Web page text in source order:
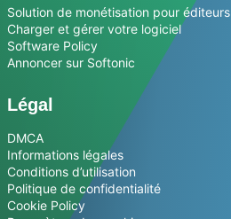
Solution de monétisation pour éditeurs
Charger et gérer votre logiciel
Software Policy
Annoncer sur Softonic
Légal
DMCA
Informations légales
Conditions d’utilisation
Politique de confidentialité
Cookie Policy